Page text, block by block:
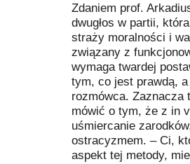
Zdaniem prof.
dwugłos w partii,
straży moralności i
związany z
wymaga twardej
tym, co jest prawdą,
rozmówca. Zaznacza
mówić o tym, że z in
uśmiercanie
ostracyzmem. – Ci,
aspekt tej metody,